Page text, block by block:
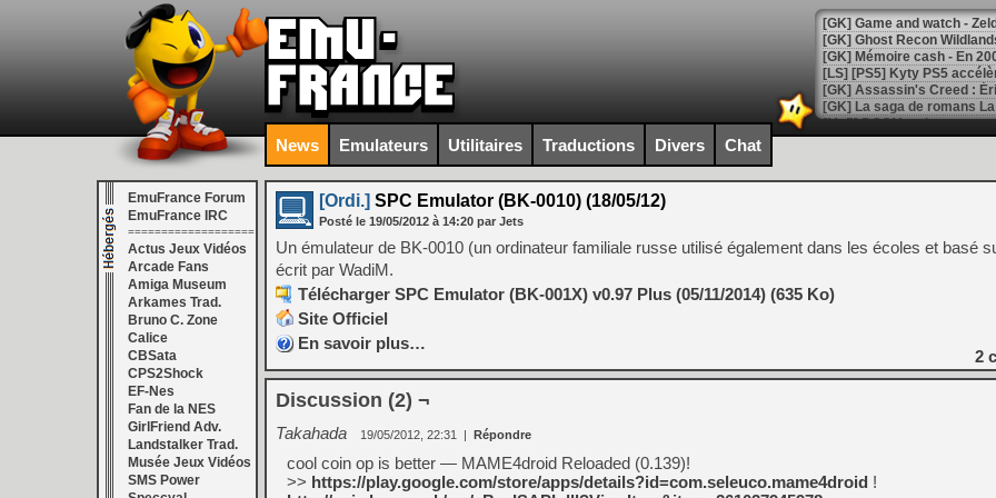
[Mo5] DOOM arrive en
[GK] Bethesda fête les 30
[GK] Roblox : l'action en
[GK] Agenda - GeForce
[GK] Devolver Digital en a
[LS] [PS5] ps5-y2jb-
[GK] Pourquoi Marvel
[GK] Test : Restory : Chill
[GK] GTA 6 : Rockstar
[GK] Hot Wheels Infinite
[GK] Mémoire cash -
[GK] Résultats Nintendo :
[GK] Déjà des
[Mo5] Brickboy cherche à
[GK] Minecraft et ses «
News Emulateurs Utilitaires Traductions Divers Chat
EmuFrance Forum
EmuFrance IRC
===================
Actus Jeux Vidéos
Arcade Fans
Amiga Museum
Arkames Trad.
Bruno C. Zone
Calice
CBSata
CPS2Shock
EF-Nes
Fan de la NES
GirlFriend Adv.
Landstalker Trad.
Musée Jeux Vidéos
SMS Power
[Ordi.] SPC Emulator (BK-0010) (18/05/12)
Posté le 19/05/2012 à 14:20 par Jets
Un émulateur de BK-0010 (un ordinateur familiale russe utilisé également dans les écoles et basé
écrit par WadiM.
Télécharger SPC Emulator (BK-001X) v0.97 Plus (05/11/2014) (635 Ko)
Site Officiel
En savoir plus…
2
Discussion (2) ¬
Takahada 19/05/2012, 22:31 | Répondre
cool coin op is better — MAME4droid Reloaded (0.139)!
>> https://play.google.com/store/apps/details?id=com.seleuco.mame4droid !